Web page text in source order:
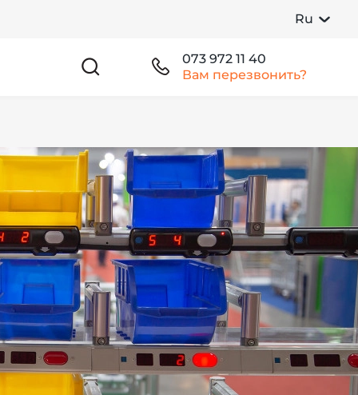
Ru
073 972 11 40
Вам перезвонить?